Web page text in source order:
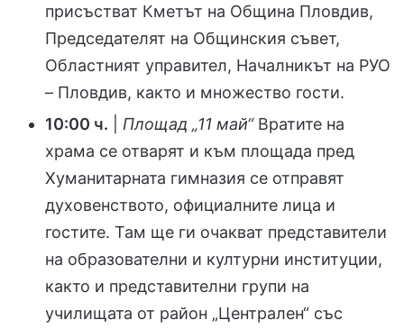
присъстват Кметът на Община Пловдив,
Председателят на Общинския съвет,
Областният управител, Началникът на РУО
– Пловдив, както и множество гости.
10:00 ч.
Площад „11 май“Вратите на
храма се отварят и към площада пред
Хуманитарната гимназия се отправят
духовенството, официалните лица и
гостите. Там ще ги очакват представители
на образователни и културни институции,
както и представителни групи на
училищата от район „Централен“ със